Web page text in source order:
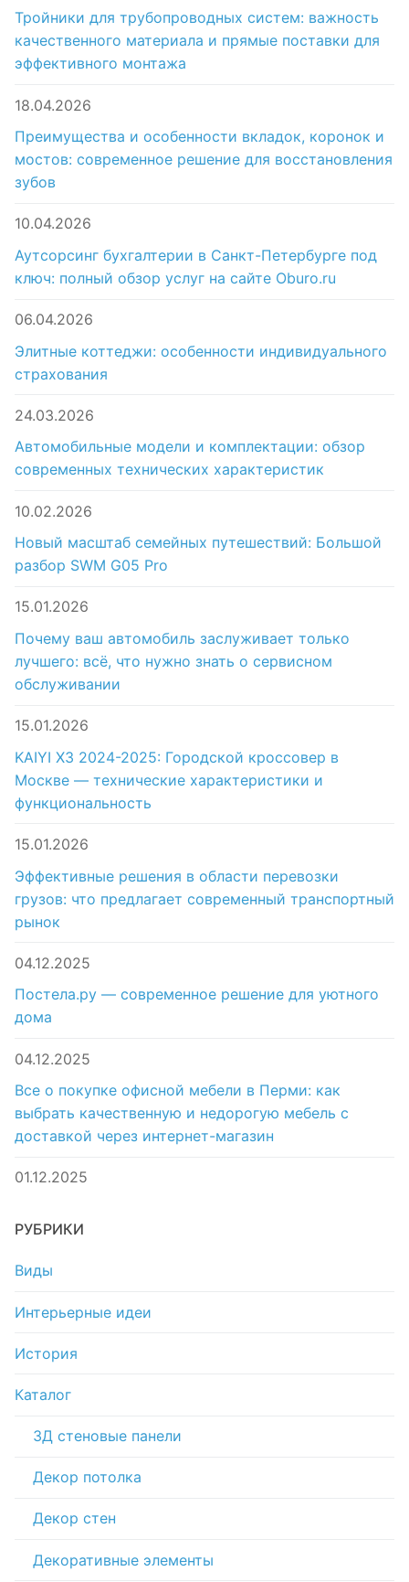
Тройники для трубопроводных систем: важность
качественного материала и прямые поставки для
эффективного монтажа
18.04.2026
Преимущества и особенности вкладок, коронок и
мостов: современное решение для восстановления
зубов
10.04.2026
Аутсорсинг бухгалтерии в Санкт-Петербурге под
ключ: полный обзор услуг на сайте Oburo.ru
06.04.2026
Элитные коттеджи: особенности индивидуального
страхования
24.03.2026
Автомобильные модели и комплектации: обзор
современных технических характеристик
10.02.2026
Новый масштаб семейных путешествий: Большой
разбор SWM G05 Pro
15.01.2026
Почему ваш автомобиль заслуживает только
лучшего: всё, что нужно знать о сервисном
обслуживании
15.01.2026
KAIYI X3 2024-2025: Городской кроссовер в
Москве — технические характеристики и
функциональность
15.01.2026
Эффективные решения в области перевозки
грузов: что предлагает современный транспортный
рынок
04.12.2025
Постела.ру — современное решение для уютного
дома
04.12.2025
Все о покупке офисной мебели в Перми: как
выбрать качественную и недорогую мебель с
доставкой через интернет-магазин
01.12.2025
РУБРИКИ
Виды
Интерьерные идеи
История
Каталог
3Д стеновые панели
Декор потолка
Декор стен
Декоративные элементы